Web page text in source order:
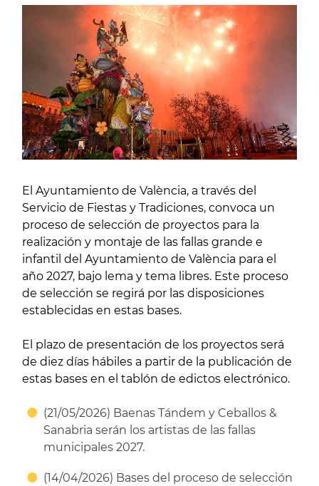
El Ayuntamiento de València, a través del
Servicio de Fiestas y Tradiciones, convoca un
proceso de selección de proyectos para la
realización y montaje de las fallas grande e
infantil del Ayuntamiento de València para el
año 2027, bajo lema y tema libres. Este proceso
de selección se regirá por las disposiciones
establecidas en estas bases.
El plazo de presentación de los proyectos será
de diez días hábiles a partir de la publicación de
estas bases en el tablón de edictos electrónico.
(21/05/2026) Baenas Tándem y Ceballos &
Sanabria serán los artistas de las fallas
municipales 2027.
(14/04/2026) Bases del proceso de selección